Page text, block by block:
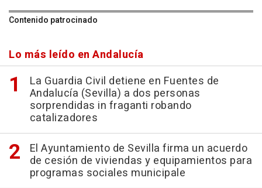
Contenido patrocinado
Lo más leído en Andalucía
La Guardia Civil detiene en Fuentes de
Andalucía (Sevilla) a dos personas
sorprendidas in fraganti robando
catalizadores
El Ayuntamiento de Sevilla firma un acuerdo
de cesión de viviendas y equipamientos para
programas sociales municipale